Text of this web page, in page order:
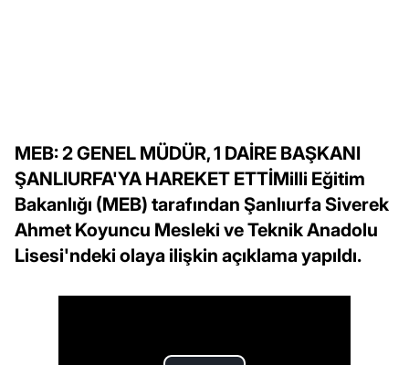
MEB: 2 GENEL MÜDÜR, 1 DAİRE BAŞKANI
ŞANLIURFA'YA HAREKET ETTİMilli Eğitim
Bakanlığı (MEB) tarafından Şanlıurfa Siverek
Ahmet Koyuncu Mesleki ve Teknik Anadolu
Lisesi'ndeki olaya ilişkin açıklama yapıldı.